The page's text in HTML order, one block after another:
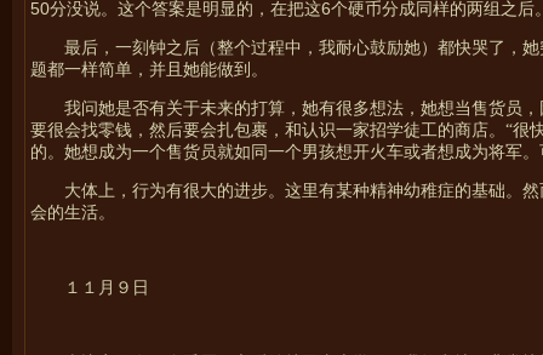
50分没说。这个答案是明显的，在把这6个硬币分成同样的两组之后
最后，一刻钟之后（整个过程中，我耐心鼓励她）都快哭了，
题都一样简单，并且她能做到。
我问她是否有关于未来的打算，她有很多想法，她想当售货员
要很会找零钱，然后要会扎包裹，和认识一家招学徒工的商店。“很
的。她想成为一个售货员就如同一个男孩想开火车或者想成为将军
大体上，行为有很大的进步。这里有某种精神幼稚症的基础。
会的生活。
１１月９日